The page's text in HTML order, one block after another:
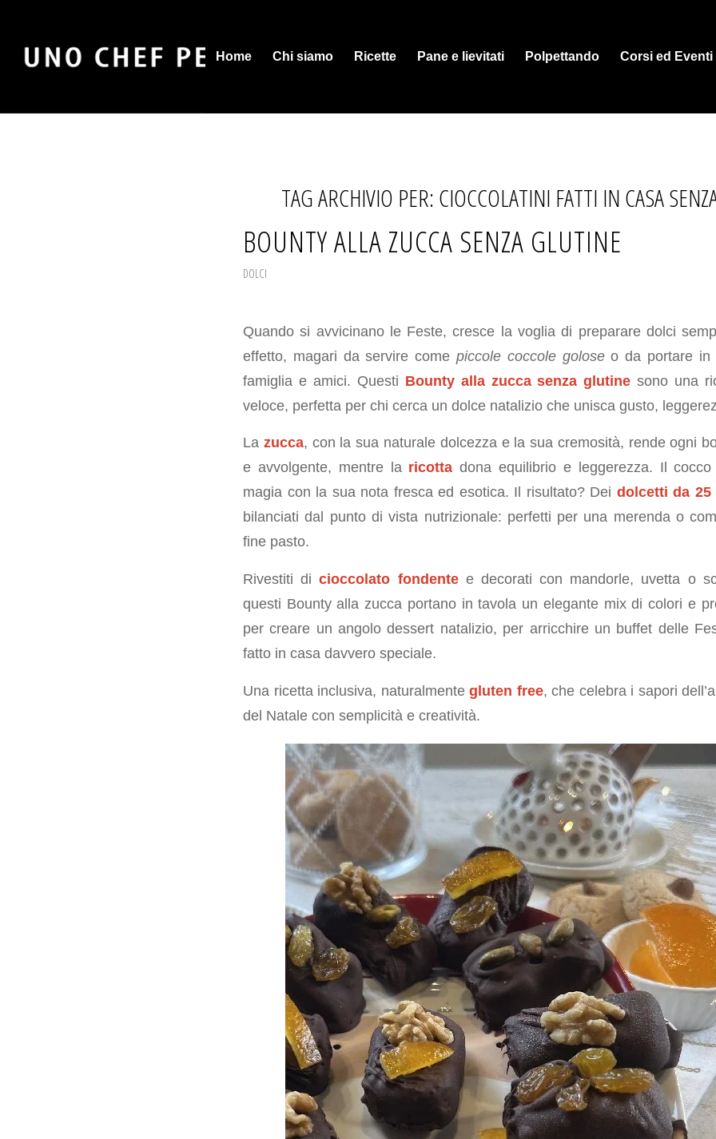
Home Chi siamo Ricette Pane e lievitati Polpettando Corsi ed Eventi
TAG ARCHIVIO PER:CIOCCOLATINI FATTI IN CASA
BOUNTY ALLA ZUCCA SENZA GLUTINE
DOLCI
Quando si avvicinano le Feste, cresce la voglia di preparare dolci
effetto, magari da servire come piccole coccole goloseo da portare in
famiglia e amici. Questi Bounty alla zucca senza glutine sono una
veloce, perfetta per chi cerca un dolce natalizio che unisca gusto,
La zucca, con la sua naturale dolcezza e la sua cremosità, rende ogni
e avvolgente, mentre la ricotta dona equilibrio e leggerezza. Il
magia con la sua nota fresca ed esotica. Il risultato? Dei dolcetti da 25
bilanciati dal punto di vista nutrizionale: perfetti per una merenda o
fine pasto.
Rivestiti dicioccolato fondentee decorati con mandorle, uvetta o
questi Bounty alla zucca portano in tavola un elegante mix di colori e
per creare un angolo dessert natalizio, per arricchire un buffet delle
fatto in casa davvero speciale.
Una ricetta inclusiva, naturalmentegluten free, che celebra i sapori
del Natale con semplicità e creatività.